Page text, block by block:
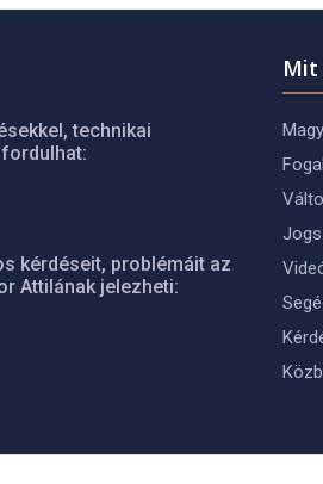
technikai
kérdéseit, problémáit az
Attilának jelezheti:
Mit